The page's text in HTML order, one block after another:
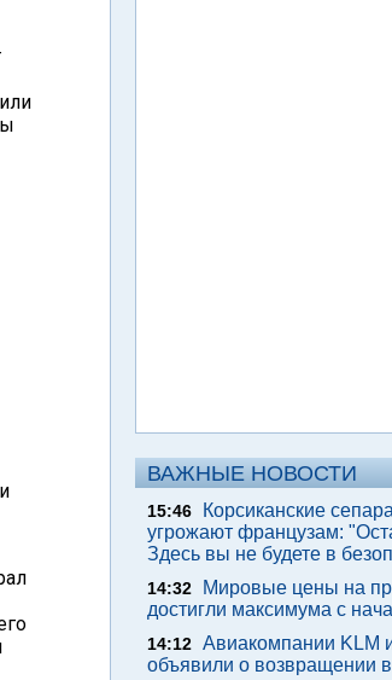
ВАЖНЫЕ НОВОСТИ
15:46
Корсиканские
угрожают французам:
Здесь вы не будете в
14:32
Мировые цены на
достигли максимума с
14:12 Авиакомпании KLM
объявили о возвращении